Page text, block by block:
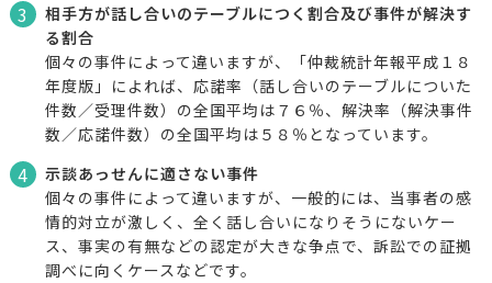
3
相手方が話し合いのテーブルにつく割合及び事件が解決す
る割合
個々の事件によって違いますが、「仲裁統計年報平成１８
年度版」によれば、応諾率（話し合いのテーブルについた
件数／受理件数）の全国平均は７６％、解決率（解決事件
数／応諾件数）の全国平均は５８％となっています。
4
示談あっせんに適さない事件
個々の事件によって違いますが、一般的には、当事者の感
情的対立が激しく、全く話し合いになりそうにないケー
ス、事実の有無などの認定が大きな争点で、訴訟での証拠
調べに向くケースなどです。